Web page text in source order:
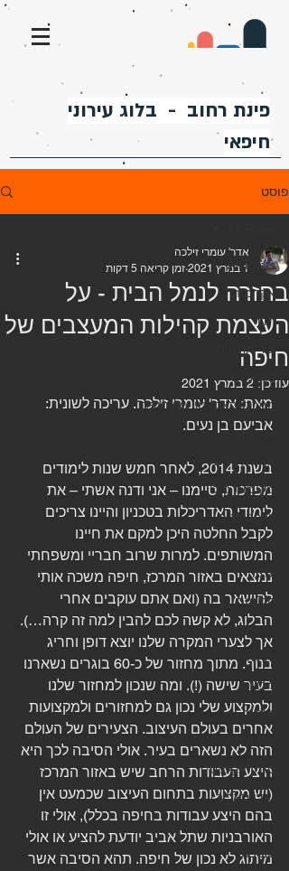
פינת רחוב - בלוג עירוני
חיפאי
פוסט
All Posts
אקדמיה
הדר
עיר תחתית
בת גלים
המרכז האקדמי ויצו חיפה
הטכניון
אמנות רחוב
מקומות בילוי
עיצוב פנים
ראיונות
עתיד
חלומות
הגיגים
כל העיר
מבנים
שימור
סגנון אקלקטי
ואדי סאליב
התחדשות עירונית
סביבה
בחזרה לנמל הבית - על
העצמת קהילות המעצבים של
חיפה
אדר' עומרי זילכה
1 במרץ 2021
זמן קריאה 5 דקות
עודכן: 2 במרץ 2021
מאת: אדר' עומרי זילכה. עריכה לשונית:
אביעם בן נעים.
בשנת 2014, לאחר חמש שנות לימודים
מפרכות, סיימנו – אני ודנה אשתי – את
לימודי האדריכלות בטכניון והיינו צריכים
לקבל החלטה היכן למקם את חיינו
המשותפים. למרות שרוב חבריי ומשפחתי
נמצאים באזור המרכז, חיפה משכה אותי
להישאר בה (ואם אתם עוקבים אחרי
הבלוג, לא קשה לכם להבין למה זה קרה…).
אך לצערי המקרה שלנו יוצא דופן וחריג
בנוף. מתוך מחזור של כ-60 בוגרים נשארנו
בעיר שישה (!). ומה שנכון למחזור שלנו
ולמקצוע שלי נכון גם למחזורים ולמקצועות
אחרים בעולם העיצוב. הצעירים של העולם
הזה לא נשארים בעיר. אולי הסיבה לכך היא
היצע העבודות הרחב שיש באזור המרכז
(יש מקצועות בתחום העיצוב שכמעט אין
בהם היצע עבודות בחיפה בכלל), אולי זו
האורבניות שתל אביב יודעת להציע או אולי
מיתוג לא נכון של חיפה. תהא הסיבה אשר